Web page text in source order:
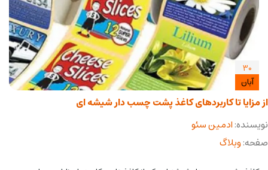
30
آبان
از مزایا تا کاربردهای کاغذ پشت چسب دار شیشه ای
نویسنده:ادمین سئو
صفحه:وبلاگ